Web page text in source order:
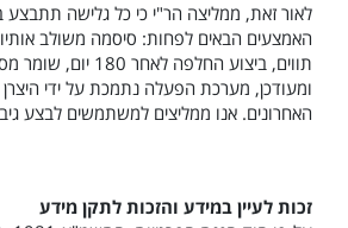
לאור זאת, ממליצה הר"י כי כל גלישה
תווים, ביצוע החלפה
ומעודכן, מערכת הפעלה נתמכת על ידי היצרן
האחרונים. אנו ממליצים למשתמשים לבצע
זכות לעיין במידע והזכות לתקן מידע